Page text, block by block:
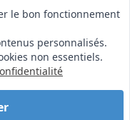
le bon fonctionnement
personnalisés.
non essentiels.